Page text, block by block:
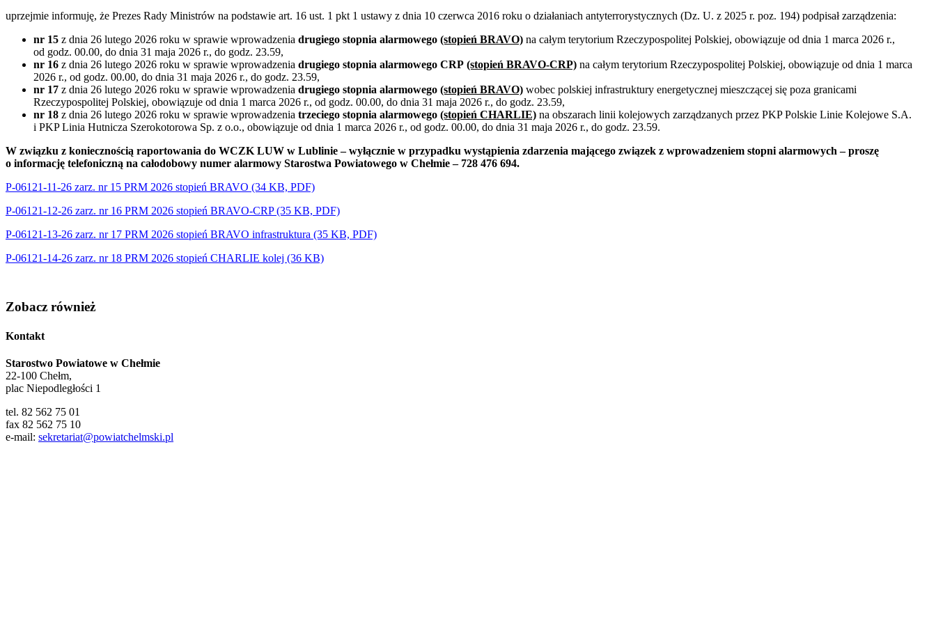
uprzejmie informuję, że Prezes Rady Ministrów na podstawie art. 16 ust. 1 pkt 1 ustawy z dnia 10 czerwca 2016 roku o działaniach antyterrorystycznych (Dz. U. z 2025 r. poz. 194) podpisał zarządzenia:
nr 15 z dnia 26 lutego 2026 roku w sprawie wprowadzenia drugiego stopnia alarmowego (stopień BRAVO) na całym terytorium Rzeczypospolitej Polskiej, obowiązuje od dnia 1 marca 2026 r.,
od godz. 00.00, do dnia 31 maja 2026 r., do godz. 23.59,
nr 16 z dnia 26 lutego 2026 roku w sprawie wprowadzenia drugiego stopnia alarmowego CRP (stopień BRAVO-CRP) na całym terytorium Rzeczypospolitej Polskiej, obowiązuje od dnia 1 marca
2026 r., od godz. 00.00, do dnia 31 maja 2026 r., do godz. 23.59,
nr 17 z dnia 26 lutego 2026 roku w sprawie wprowadzenia drugiego stopnia alarmowego (stopień BRAVO) wobec polskiej infrastruktury energetycznej mieszczącej się poza granicami
Rzeczypospolitej Polskiej, obowiązuje od dnia 1 marca 2026 r., od godz. 00.00, do dnia 31 maja 2026 r., do godz. 23.59,
nr 18 z dnia 26 lutego 2026 roku w sprawie wprowadzenia trzeciego stopnia alarmowego (stopień CHARLIE) na obszarach linii kolejowych zarządzanych przez PKP Polskie Linie Kolejowe S.A.
i PKP Linia Hutnicza Szerokotorowa Sp. z o.o., obowiązuje od dnia 1 marca 2026 r., od godz. 00.00, do dnia 31 maja 2026 r., do godz. 23.59.
W związku z koniecznością raportowania do WCZK LUW w Lublinie – wyłącznie w przypadku wystąpienia zdarzenia mającego związek z wprowadzeniem stopni alarmowych – proszę
o informację telefoniczną na całodobowy numer alarmowy Starostwa Powiatowego w Chełmie – 728 476 694.
P-06121-11-26 zarz. nr 15 PRM 2026 stopień BRAVO (34 KB, PDF)
P-06121-12-26 zarz. nr 16 PRM 2026 stopień BRAVO-CRP(35 KB, PDF)
P-06121-13-26 zarz. nr 17 PRM 2026 stopień BRAVO infrastruktura (35 KB, PDF)
P-06121-14-26 zarz. nr 18 PRM 2026 stopień CHARLIE kolej (36 KB)
Zobacz również
Kontakt
Starostwo Powiatowe w Chełmie
22-100 Chełm,
plac Niepodległości 1
tel. 82 562 75 01
fax 82 562 75 10
e-mail: sekretariat@powiatchelmski.pl